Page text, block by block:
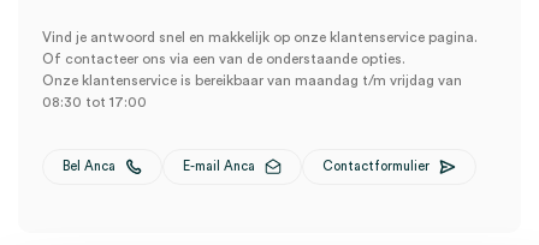
Vind je antwoord snel en makkelijk op onze klantenservice pagina.
Of contacteer ons via een van de onderstaande opties.
Onze klantenservice is bereikbaar van maandag t/m vrijdag van
08:30 tot 17:00
Bel Anca E-mail Anca Contactformulier